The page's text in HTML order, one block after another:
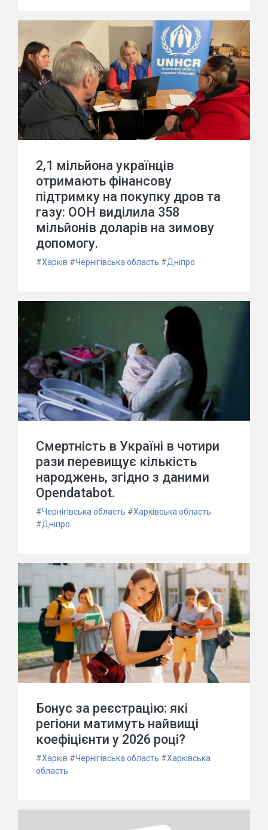
2,1 мільйона українців
отримають фінансову
підтримку на покупку дров та
газу: ООН виділила 358
мільйонів доларів на зимову
допомогу.
#Харків #Чернігівська область #Дніпро
Смертність в Україні в чотири
рази перевищує кількість
народжень, згідно з даними
Opendatabot.
#Чернігівська область #Харківська область
#Дніпро
Бонус за реєстрацію: які
регіони матимуть найвищі
коефіцієнти у 2026 році?
#Харків #Чернігівська область #Харківська
область